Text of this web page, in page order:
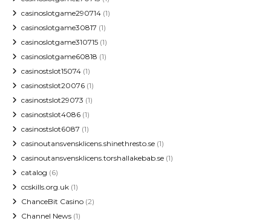
casinoslotgame290714 (1)
casinoslotgame30817 (1)
casinoslotgame310715 (1)
casinoslotgame60818 (1)
casinostslot15074 (1)
casinostslot20076 (1)
casinostslot29073 (1)
casinostslot4086 (1)
casinostslot6087 (1)
casinoutansvensklicens.shinethresto.se (1)
casinoutansvensklicens.torshallakebab.se (1)
catalog (6)
ccskills.org.uk (1)
ChanceBit Casino (2)
Channel News (1)